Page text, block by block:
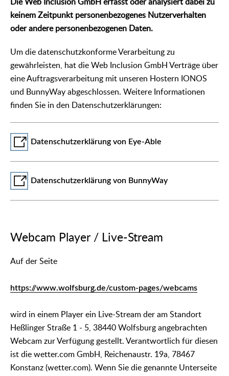
Die Web Inclusion GmbH erfasst oder analysiert dabei zu
keinem Zeitpunkt personenbezogenes Nutzerverhalten
oder andere personenbezogenen Daten.
Um die datenschutzkonforme Verarbeitung zu
gewährleisten, hat die Web Inclusion GmbH Verträge über
eine Auftragsverarbeitung mit unseren Hostern IONOS
und BunnyWay abgeschlossen. Weitere Informationen
finden Sie in den Datenschutzerklärungen:
Datenschutzerklärung von Eye-Able
Datenschutzerklärung von BunnyWay
Webcam Player / Live-Stream
Auf der Seite
https://www.wolfsburg.de/custom-pages/webcams
wird in einem Player ein Live-Stream der am Standort
Heßlinger Straße 1 - 5, 38440 Wolfsburg angebrachten
Webcam zur Verfügung gestellt. Verantwortlich für diesen
ist die wetter.com GmbH, Reichenaustr. 19a, 78467
Konstanz (wetter.com). Wenn Sie die genannte Unterseite